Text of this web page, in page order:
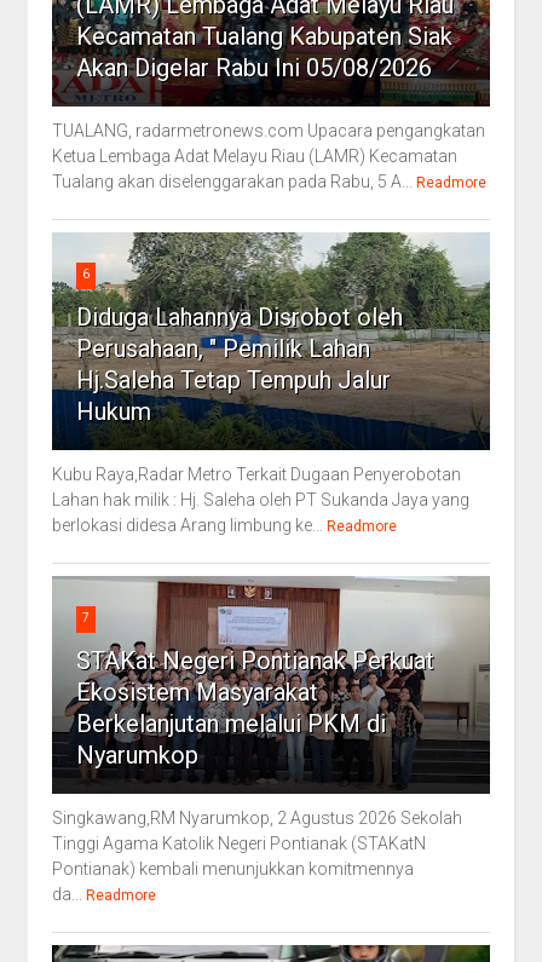
Kecamatan Tualang Kabupaten Siak
Akan Digelar Rabu Ini 05/08/2026
TUALANG, radarmetronews.com Upacara pengangkatan
Ketua Lembaga Adat Melayu Riau (LAMR) Kecamatan
Tualang akan diselenggarakan pada Rabu, 5 A...
Readmore
6
Diduga Lahannya Disrobot oleh
Perusahaan, " Pemilik Lahan
Hj.Saleha Tetap Tempuh Jalur
Hukum
Kubu Raya,Radar Metro Terkait Dugaan Penyerobotan
Lahan hak milik : Hj. Saleha oleh PT Sukanda Jaya yang
berlokasi didesa Arang limbung ke...
Readmore
7
STAKat Negeri Pontianak Perkuat
Ekosistem Masyarakat
Berkelanjutan melalui PKM di
Nyarumkop
Singkawang,RM Nyarumkop, 2 Agustus 2026 Sekolah
Tinggi Agama Katolik Negeri Pontianak (STAKatN
Pontianak) kembali menunjukkan komitmennya
da...
Readmore